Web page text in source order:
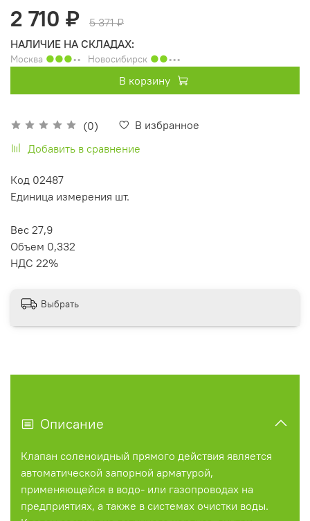
(0)
В избранное
Добавить в сравнение
2 710 ₽
5 371 ₽
НАЛИЧИЕ НА СКЛАДАХ:
Москва ●●●◦◦ Новосибирск ●●◦◦◦
В корзину
Код 02487
Единица измерения шт.
Вес 27,9
Объем 0,332
НДС 22%
Выбрать
Описание
Клапан соленоидный прямого действия является
автоматической запорной арматурой,
применяющейся в водо- или газопроводах на
предприятиях, а также в системах очистки воды.